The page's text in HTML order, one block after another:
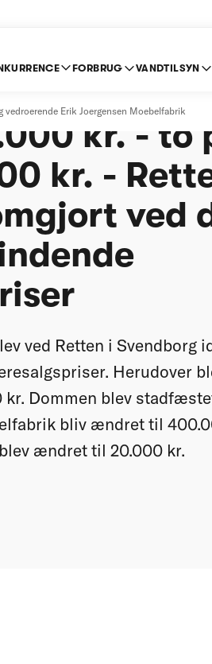
FORBRUG VANDTILSYN
vedroerende Erik Joergensen Moebelfabrik
kr. - to
kr. -
ved
ved Retten i Svendborg
Herudover
kr. Dommen blev
bliv ændret til
ændret til 20.000 kr.